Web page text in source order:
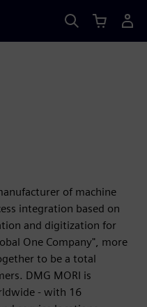
of machine
integration based on
and digitization for
One Company", more
to be a total
DMG MORI is
- with 16